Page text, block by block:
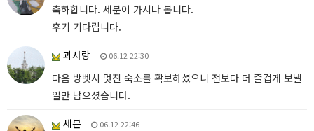
축하합니다. 세분이 가시나 봅니다.
후기 기다립니다.
과사랑
06.12 22:30
다음 방벳시 멋진 숙소를 확보하셨으니 전보다 더 즐겁게 보낼
일만 남으셨습니다.
세븐
06.12 22:46